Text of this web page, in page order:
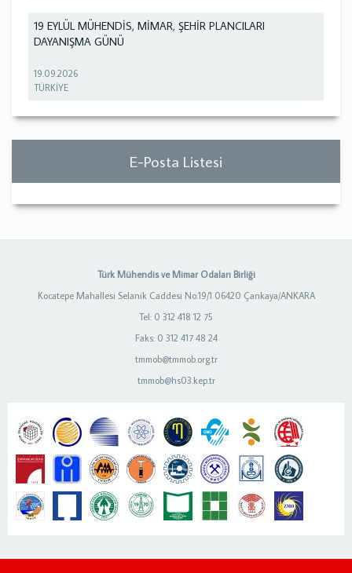
19 EYLÜL MÜHENDİS, MİMAR, ŞEHİR PLANCILARI
DAYANIŞMA GÜNÜ
19.09.2026
TÜRKİYE
E-Posta Listesi
Türk Mühendis ve Mimar Odaları Birliği
Kocatepe Mahallesi Selanik Caddesi No:19/1 06420 Çankaya/ANKARA
Tel: 0 312 418 12 75
Faks: 0 312 417 48 24
tmmob@tmmob.org.tr
tmmob@hs03.kep.tr